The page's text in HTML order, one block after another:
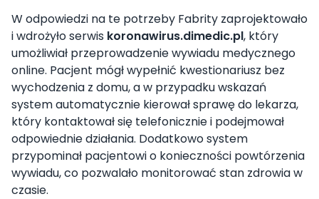
W odpowiedzi na te potrzeby Fabrity zaprojektowało
i wdrożyło serwis koronawirus.dimedic.pl, który
umożliwiał przeprowadzenie wywiadu medycznego
online. Pacjent mógł wypełnić kwestionariusz bez
wychodzenia z domu, a w przypadku wskazań
system automatycznie kierował sprawę do lekarza,
który kontaktował się telefonicznie i podejmował
odpowiednie działania. Dodatkowo system
przypominał pacjentowi o konieczności powtórzenia
wywiadu, co pozwalało monitorować stan zdrowia w
czasie.